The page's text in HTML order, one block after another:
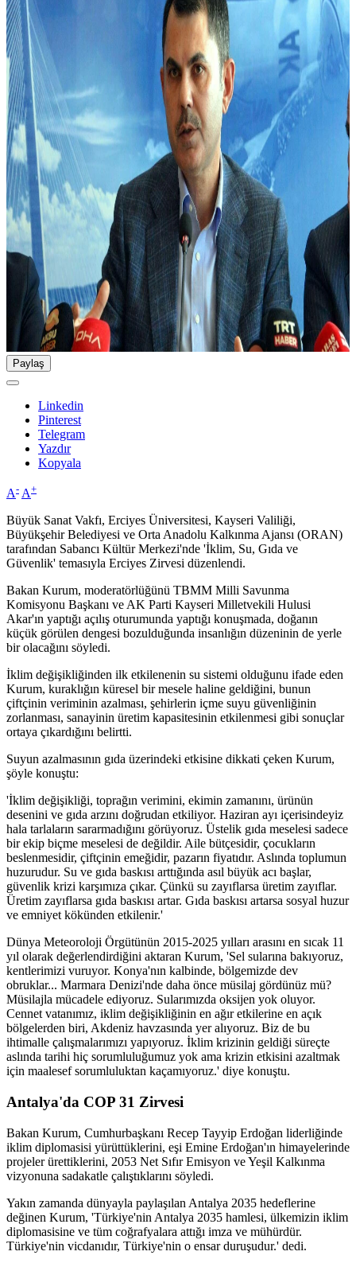
Paylaş
Linkedin
Pinterest
Telegram
Yazdır
Kopyala
A- A+
Büyük Sanat Vakfı, Erciyes Üniversitesi, Kayseri Valiliği,
Büyükşehir Belediyesi ve Orta Anadolu Kalkınma Ajansı (ORAN)
tarafından Sabancı Kültür Merkezi'nde 'İklim, Su, Gıda ve
Güvenlik' temasıyla Erciyes Zirvesi düzenlendi.
Bakan Kurum, moderatörlüğünü TBMM Milli Savunma
Komisyonu Başkanı ve AK Parti Kayseri Milletvekili Hulusi
Akar'ın yaptığı açılış oturumunda yaptığı konuşmada, doğanın
küçük görülen dengesi bozulduğunda insanlığın düzeninin de yerle
bir olacağını söyledi.
İklim değişikliğinden ilk etkilenenin su sistemi olduğunu ifade eden
Kurum, kuraklığın küresel bir mesele haline geldiğini, bunun
çiftçinin veriminin azalması, şehirlerin içme suyu güvenliğinin
zorlanması, sanayinin üretim kapasitesinin etkilenmesi gibi sonuçlar
ortaya çıkardığını belirtti.
Suyun azalmasının gıda üzerindeki etkisine dikkati çeken Kurum,
şöyle konuştu:
'İklim değişikliği, toprağın verimini, ekimin zamanını, ürünün
desenini ve gıda arzını doğrudan etkiliyor. Haziran ayı içerisindeyiz
hala tarlaların sararmadığını görüyoruz. Üstelik gıda meselesi sadece
bir ekip biçme meselesi de değildir. Aile bütçesidir, çocukların
beslenmesidir, çiftçinin emeğidir, pazarın fiyatıdır. Aslında toplumun
huzurudur. Su ve gıda baskısı arttığında asıl büyük acı başlar,
güvenlik krizi karşımıza çıkar. Çünkü su zayıflarsa üretim zayıflar.
Üretim zayıflarsa gıda baskısı artar. Gıda baskısı artarsa sosyal huzur
ve emniyet kökünden etkilenir.'
Dünya Meteoroloji Örgütünün 2015-2025 yılları arasını en sıcak 11
yıl olarak değerlendirdiğini aktaran Kurum, 'Sel sularına bakıyoruz,
kentlerimizi vuruyor. Konya'nın kalbinde, bölgemizde dev
obruklar... Marmara Denizi'nde daha önce müsilaj gördünüz mü?
Müsilajla mücadele ediyoruz. Sularımızda oksijen yok oluyor.
Cennet vatanımız, iklim değişikliğinin en ağır etkilerine en açık
bölgelerden biri, Akdeniz havzasında yer alıyoruz. Biz de bu
ihtimalle çalışmalarımızı yapıyoruz. İklim krizinin geldiği süreçte
aslında tarihi hiç sorumluluğumuz yok ama krizin etkisini azaltmak
için maalesef sorumluluktan kaçamıyoruz.' diye konuştu.
Antalya'da COP 31 Zirvesi
Bakan Kurum, Cumhurbaşkanı Recep Tayyip Erdoğan liderliğinde
iklim diplomasisi yürüttüklerini, eşi Emine Erdoğan'ın himayelerinde
projeler ürettiklerini, 2053 Net Sıfır Emisyon ve Yeşil Kalkınma
vizyonuna sadakatle çalıştıklarını söyledi.
Yakın zamanda dünyayla paylaşılan Antalya 2035 hedeflerine
değinen Kurum, 'Türkiye'nin Antalya 2035 hamlesi, ülkemizin iklim
diplomasisine ve tüm coğrafyalara attığı imza ve mühürdür.
Türkiye'nin vicdanıdır, Türkiye'nin o ensar duruşudur.' dedi.